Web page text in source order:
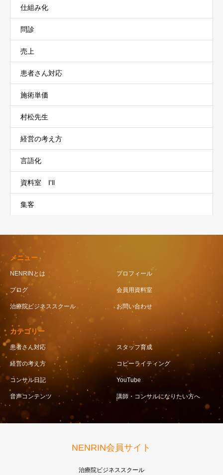
仕組み化
問診
売上
患者さん対応
施術単価
村松先生
経営の考え方
言語化
資料室 I'll
集客
メニュー
NENRINとは プロフィール
ブログ 会員用資料室
治療院ビジネススクール お問い合わせ
カテゴリー
患者さん対応 スタッフ育成
経営の考え方 コピーライティング
コンサル日記 YouTube
音声コンテンツ 講師・コンサルになりたい方へ
NENRIN会員サイト
治療院ビジネススクール